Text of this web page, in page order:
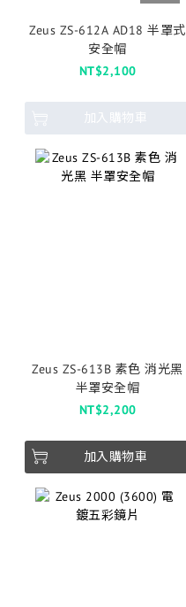
Zeus ZS-612A AD18 半罩式
安全帽
NT$2,100
加入購物車
Zeus ZS-613B 素色 消光黑
半罩安全帽
NT$2,200
加入購物車